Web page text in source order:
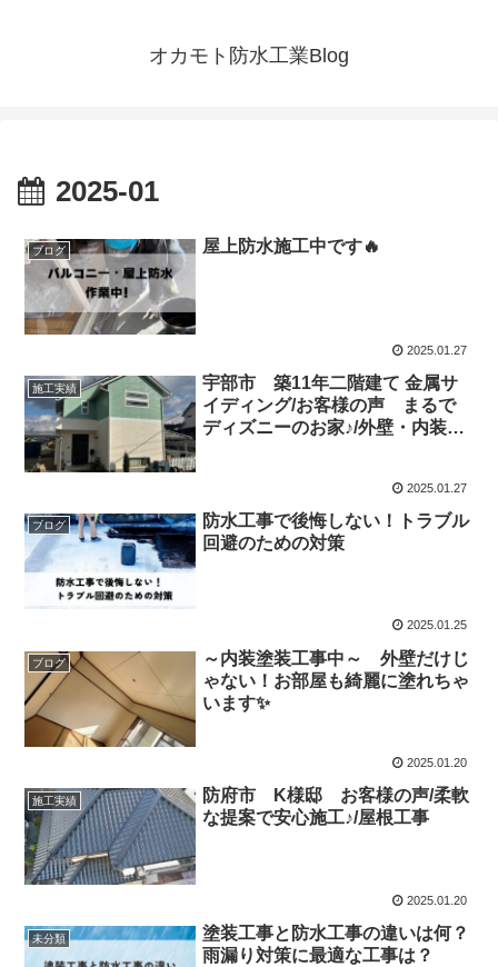
オカモト防水工業Blog
2025-01
ブログ 屋上防水施工中です🔥
2025.01.27
施工実績
宇部市 築11年二階建て 金属サ
イディング/お客様の声 まるで
ディズニーのお家♪/外壁・内装工
2025.01.27
ブログ
防水工事で後悔しない！トラブル
回避のための対策
2025.01.25
ブログ
～内装塗装工事中～ 外壁だけじ
ゃない！お部屋も綺麗に塗れちゃ
います✨
2025.01.20
施工実績
防府市 K様邸 お客様の声/柔軟
な提案で安心施工♪/屋根工事
2025.01.20
未分類
塗装工事と防水工事の違いは何？
雨漏り対策に最適な工事は？